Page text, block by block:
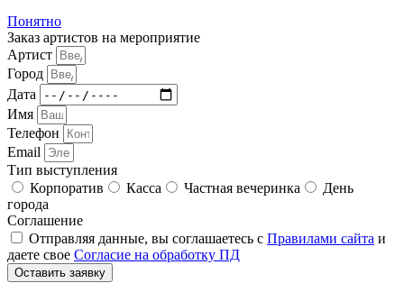
Понятно
Заказ артистов на мероприятие
Артист
Город
Дата
Имя
Телефон
Email
Тип выступления
Корпоратив
Касса Частная вечеринка
День
города
Соглашение
Отправляя данные, вы соглашаетесь с Правилами сайта и
даете свое Согласие на обработку ПД
Оставить заявку